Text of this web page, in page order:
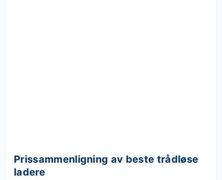
Prissammenligning av beste trådløse
ladere